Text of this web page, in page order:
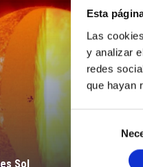
Esta
Las
y analizar
redes
que hayan
consentimiento
Sol